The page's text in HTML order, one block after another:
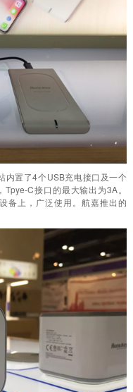
内置了4个USB充电接口及一个
C接口的最大输出为3A。
备上，广泛使用。航嘉推出的